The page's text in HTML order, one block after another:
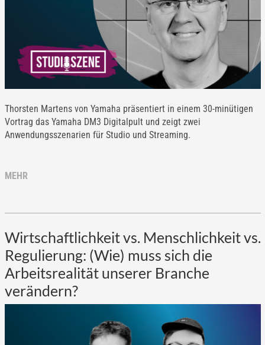
Thorsten Martens von Yamaha präsentiert in einem 30-minütigen
Vortrag das Yamaha DM3 Digitalpult und zeigt zwei
Anwendungsszenarien für Studio und Streaming.
MEHR
Wirtschaftlichkeit vs. Menschlichkeit vs.
Regulierung: (Wie) muss sich die
Arbeitsrealität unserer Branche
verändern?